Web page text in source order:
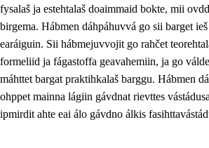
fysalaš ja estehtalaš doaimmaid bokte, mii
birgema. Hábmen dáhpáhuvvá go sii barget
earáiguin. Sii hábmejuvvojit go rahčet
formeliid ja fágastoffa geavahemiin, ja go
máhttet bargat praktihkalaš barggu. Hábmen
ohppet mainna lágiin gávdnat rievttes
ipmirdit ahte eai álo gávdno álkis